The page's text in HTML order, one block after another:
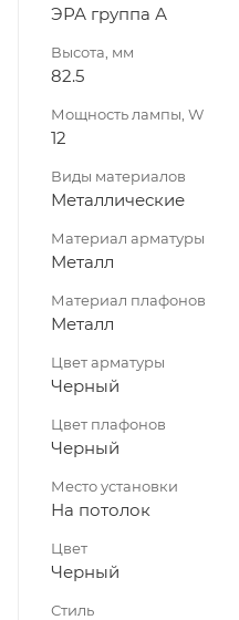
ЭРА группа А
Высота, мм
82.5
Мощность лампы, W
12
Виды материалов
Металлические
Материал арматуры
Металл
Материал плафонов
Металл
Цвет арматуры
Черный
Цвет плафонов
Черный
Место установки
На потолок
Цвет
Черный
Стиль